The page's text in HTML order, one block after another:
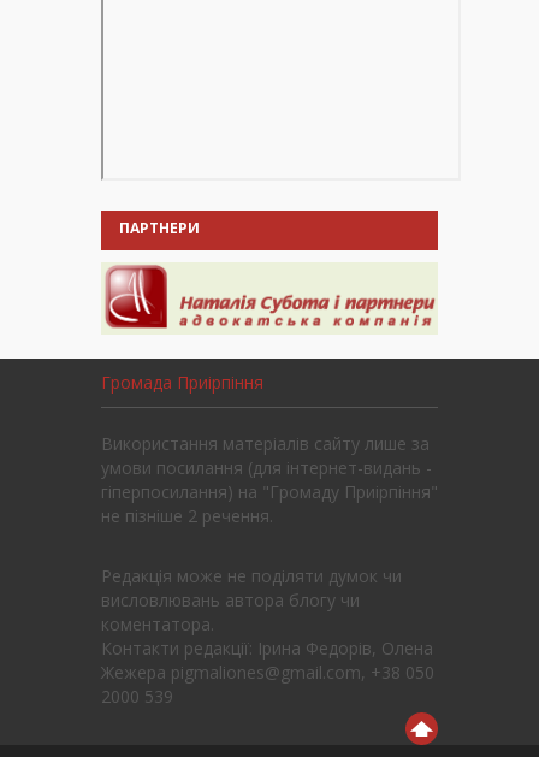
ПАРТНЕРИ
Громада Приірпіння
Використання матеріалів сайту лише за
умови посилання (для інтернет-видань -
гіперпосилання) на "Громаду Приірпіння"
не пізніше 2 речення.
Редакція може не поділяти думок чи
висловлювань автора блогу чи
коментатора.
Контакти редакції: Ірина Федорів, Олена
Жежера pigmaliones@gmail.com, +38 050
2000 539